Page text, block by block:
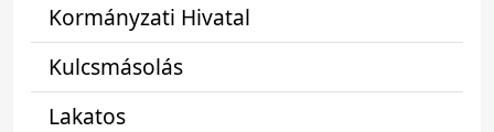
Kormányzati Hivatal
Kulcsmásolás
Lakatos